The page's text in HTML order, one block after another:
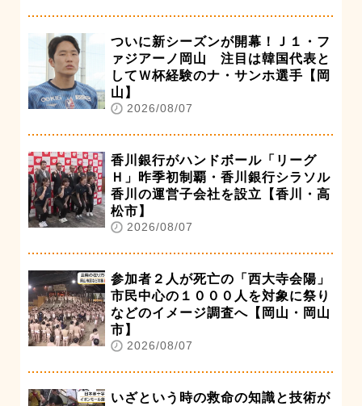
ついに新シーズンが開幕！Ｊ１・フ
ァジアーノ岡山 注目は韓国代表と
してＷ杯経験のナ・サンホ選手【岡
山】
2026/08/07
香川銀行がハンドボール「リーグ
Ｈ」昨季初制覇・香川銀行シラソル
香川の運営子会社を設立【香川・高
松市】
2026/08/07
参加者２人が死亡の「西大寺会陽」
市民中心の１０００人を対象に祭り
などのイメージ調査へ【岡山・岡山
市】
2026/08/07
いざという時の救命の知識と技術が